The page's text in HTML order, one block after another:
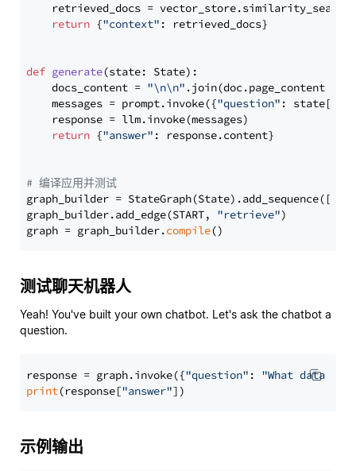
retrieved_docs =
return {"context" : retrieved_docs}
def generate(state: State):
    docs_content =
"\n\n" .join(doc.page_content
    messages = prompt.invoke({
"question" : state[
    response = llm.invoke(messages)
return {"answer" : response.content}
# 编译应用并测试
graph_builder =
graph_builder.add_edge(START, "retrieve")
graph = graph_builder.compile
测试聊天机器人
Yeah! You've built your own chatbot. Let's ask the chatbot a
question.
response = graph.invoke({"question" : "What data
print(response["answer"
示例输出